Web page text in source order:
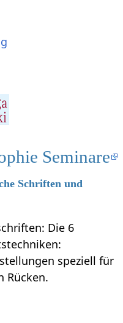
Seminare
Schriften und
Die 6
speziell für
Rücken.